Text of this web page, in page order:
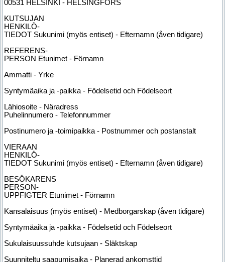
00531 HELSINKI - HELSINGFORS
KUTSUJAN
HENKILÖ-
TIEDOT Sukunimi (myös entiset) - Efternamn (åven tidigare)
REFERENS-
PERSON Etunimet - Förnamn
Ammatti - Yrke
Syntymäaika ja -paikka - Födelsetid och Födelseort
Lähiosoite - Näradress
Puhelinnumero - Telefonnummer
Postinumero ja -toimipaikka - Postnummer och postanstalt
VIERAAN
HENKILÖ-
TIEDOT Sukunimi (myös entiset) - Efternamn (åven tidigare)
BESÖKARENS
PERSON-
UPPFIGTER Etunimet - Förnamn
Kansalaisuus (myös entiset) - Medborgarskap (åven tidigare)
Syntymäaika ja -paikka - Födelsetid och Födelseort
Sukulaisuussuhde kutsujaan - Släktskap
Suunniteltu saapumisaika - Planerad ankomsttid